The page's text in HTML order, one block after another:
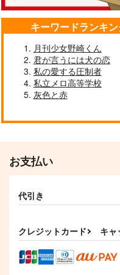
サンプル
作品詳細
CAT&DOG
629円（税込）
碧棺左馬刻×山田一郎
失星
787円
碧棺左
録本vol.1-
787
ヒプノシスマイク
サンプル
たい
キーワードランキ
月刊少女野崎くん
君が言うには犬の恋
私の愛する圧制者
私立メロ高等学校
灰色と赤
お支払い
代引き
クレジットカード キャ